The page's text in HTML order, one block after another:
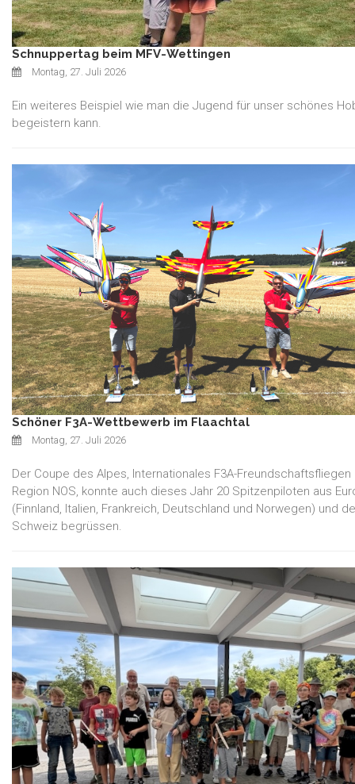
Schnuppertag beim MFV-Wettingen
Montag, 27. Juli 2026
Ein weiteres Beispiel wie man die Jugend für unser schönes
begeistern kann.
Schöner F3A-Wettbewerb im Flaachtal
Montag, 27. Juli 2026
Der Coupe des Alpes, Internationales F3A-Freundschaftsfliegen
Region NOS, konnte auch dieses Jahr 20 Spitzenpiloten aus
(Finnland, Italien, Frankreich, Deutschland und Norwegen) und
Schweiz begrüssen.